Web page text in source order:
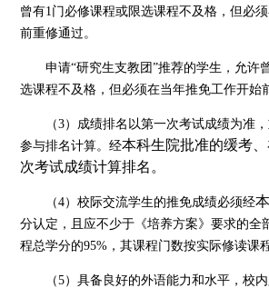
曾有1门必修课程或限选课程不及格，但必
前重修通过。
申请“研究生支教团”推荐的学生，允许
选课程不及格，但必须在当年推免工作开始
（3）成绩排名以第一次考试成绩为准
参与排名计算。经本科生院批准的缓考
次考试成绩计算排名。
（4）校际交流学生的推免成绩必须经
分认定，且应不少于《培养方案》要求的全
程总学分的95%，其课程门数按实际修读课
（5）具备良好的外语能力和水平，校